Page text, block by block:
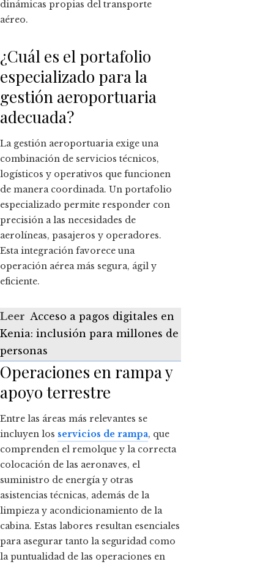
dinámicas propias del transporte
aéreo.
¿Cuál es el portafolio
especializado para la
gestión aeroportuaria
adecuada?
La gestión aeroportuaria exige una
combinación de servicios técnicos,
logísticos y operativos que funcionen
de manera coordinada. Un portafolio
especializado permite responder con
precisión a las necesidades de
aerolíneas, pasajeros y operadores.
Esta integración favorece una
operación aérea más segura, ágil y
eficiente.
Leer Acceso a pagos digitales en
Kenia: inclusión para millones de
personas
Operaciones en rampa y
apoyo terrestre
Entre las áreas más relevantes se
incluyen los servicios de rampa, que
comprenden el remolque y la correcta
colocación de las aeronaves, el
suministro de energía y otras
asistencias técnicas, además de la
limpieza y acondicionamiento de la
cabina. Estas labores resultan esenciales
para asegurar tanto la seguridad como
la puntualidad de las operaciones en